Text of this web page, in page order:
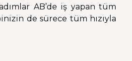
AB’de iş yapan tüm
de sürece tüm hızıyla